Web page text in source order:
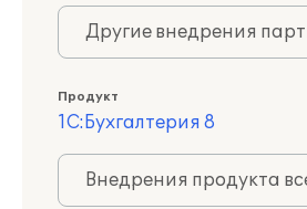
Другие внедрения
Продукт
1С:Бухгалтерия 8
Внедрения продукта